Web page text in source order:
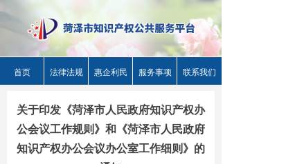
首页 法律法规 惠企利民 服务事项 联系我们
关于印发《菏泽市人民政府知识产权办
公会议工作规则》和《菏泽市人民政府
知识产权办公会议办公室工作细则》的